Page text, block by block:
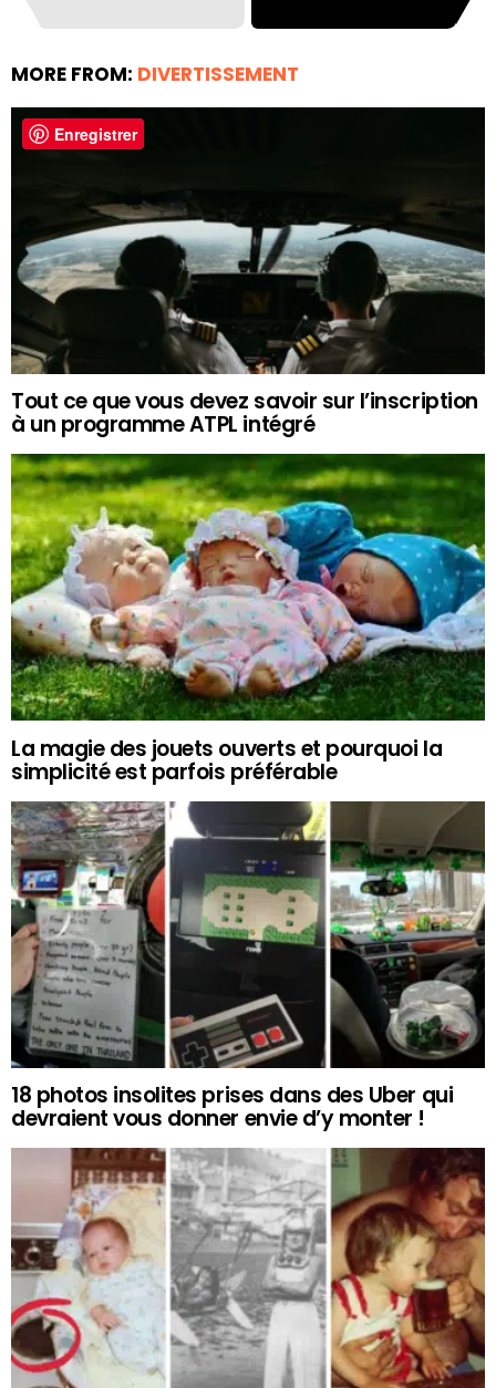
MORE FROM: DIVERTISSEMENT
Tout ce que vous devez savoir sur l’inscription
à un programme ATPL intégré
La magie des jouets ouverts et pourquoi la
simplicité est parfois préférable
18 photos insolites prises dans des Uber qui
devraient vous donner envie d’y monter !
Enregistrer